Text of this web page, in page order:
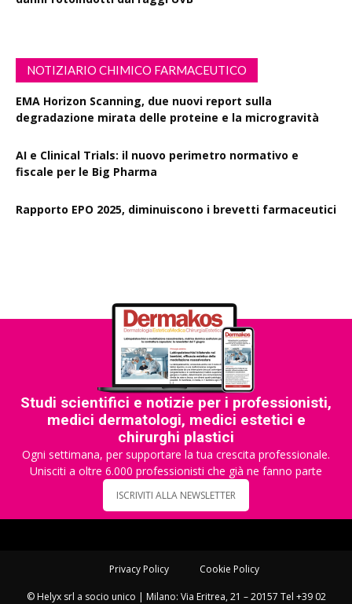
NOTIZIARIO CHIMICO FARMACEUTICO
EMA Horizon Scanning, due nuovi report sulla
degradazione mirata delle proteine e la microgravità
AI e Clinical Trials: il nuovo perimetro normativo e
fiscale per le Big Pharma
Rapporto EPO 2025, diminuiscono i brevetti farmaceutici
Studi scientifici e notizie per i professionisti,
medici dermatologi, medici estetici e
chirurghi plastici
Ogni settimana, per supportare la tua crescita professionale.
Unisciti a oltre 6.000 professionisti che già ne fanno parte
ISCRIVITI ALLA NEWSLETTER
Privacy Policy Cookie Policy
© Helyx srl a socio unico | Milano: Via Eritrea, 21 – 20157 Tel +39 02